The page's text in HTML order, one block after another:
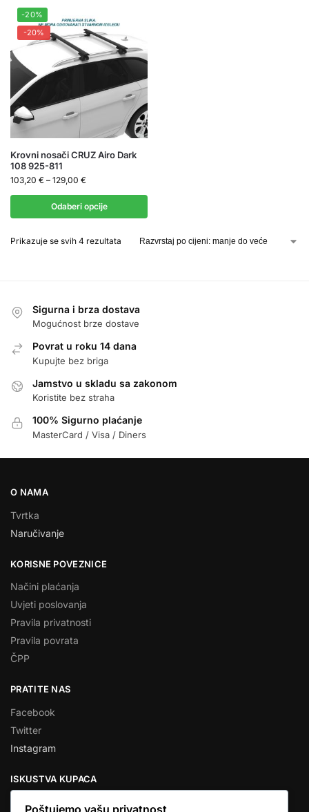
-20%
-20%
Krovni nosači CRUZ Airo Dark
108 925-811
103,20 € – 129,00 €
Odaberi opcije
Prikazuje se svih 4 rezultata
Sigurna i brza dostava
Mogućnost brze dostave
Povrat u roku 14 dana
Kupujte bez briga
Jamstvo u skladu sa zakonom
Koristite bez straha
100% Sigurno plaćanje
MasterCard / Visa / Diners
O NAMA
Tvrtka
Naručivanje
KORISNE POVEZNICE
Načini plaćanja
Uvjeti poslovanja
Pravila privatnosti
Pravila povrata
ČPP
PRATITE NAS
Facebook
Twitter
Instagram
ISKUSTVA KUPACA